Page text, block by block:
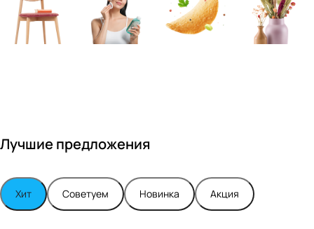
Лучшие предложения
Хит Советуем Новинка Акция